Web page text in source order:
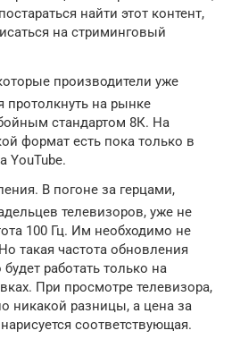
найти этот контент,
на стриминговый
производители уже
протолкнуть на рынке
стандартом 8К. На
формат есть пока только в
YouTube.
В погоне за герцами,
телевизоров, уже не
100 Гц. Им необходимо не
такая частота обновления
работать только на
При просмотре телевизора,
никакой разницы, а цена за
соответствующая.